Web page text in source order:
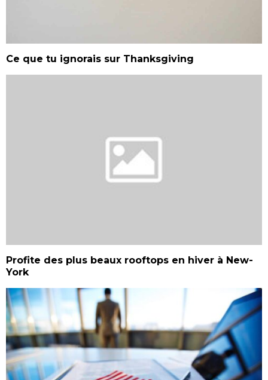
Ce que tu ignorais sur Thanksgiving
Profite des plus beaux rooftops en hiver à New-
York